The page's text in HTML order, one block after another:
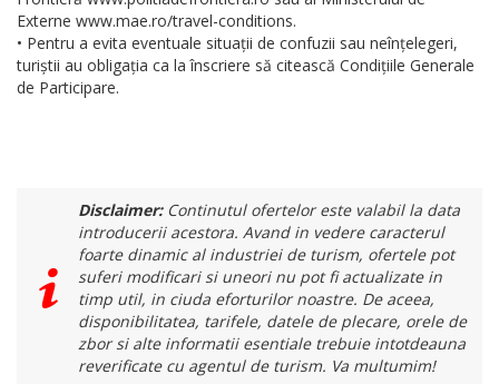
Externe www.mae.ro/travel-conditions.
• Pentru a evita eventuale situații de confuzii sau neînțelegeri,
turiștii au obligația ca la înscriere să citească Condițiile Generale
de Participare.
Disclaimer:Continutul ofertelor este valabil la data
introducerii acestora. Avand in vedere caracterul
foarte dinamic al industriei de turism, ofertele pot
suferi modificari si uneori nu pot fi actualizate in
timp util, in ciuda eforturilor noastre. De aceea,
disponibilitatea, tarifele, datele de plecare, orele de
zbor si alte informatii esentiale trebuie intotdeauna
reverificate cu agentul de turism. Va multumim!